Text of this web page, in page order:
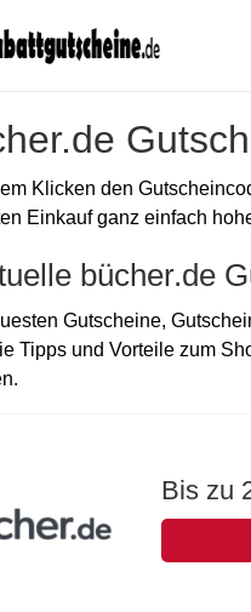
Klicken den
Einkauf ganz einfach
bücher.de
Gutscheine,
Tipps und Vorteile zum
Bis zu